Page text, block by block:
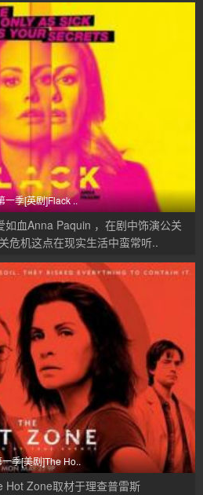
一季[英剧]Flack ..
如血Anna Paquin ，在剧中饰演公关
危机这点在现实生活中蛮常听..
季[美剧]The Ho..
Hot Zone取材于理查普雷斯